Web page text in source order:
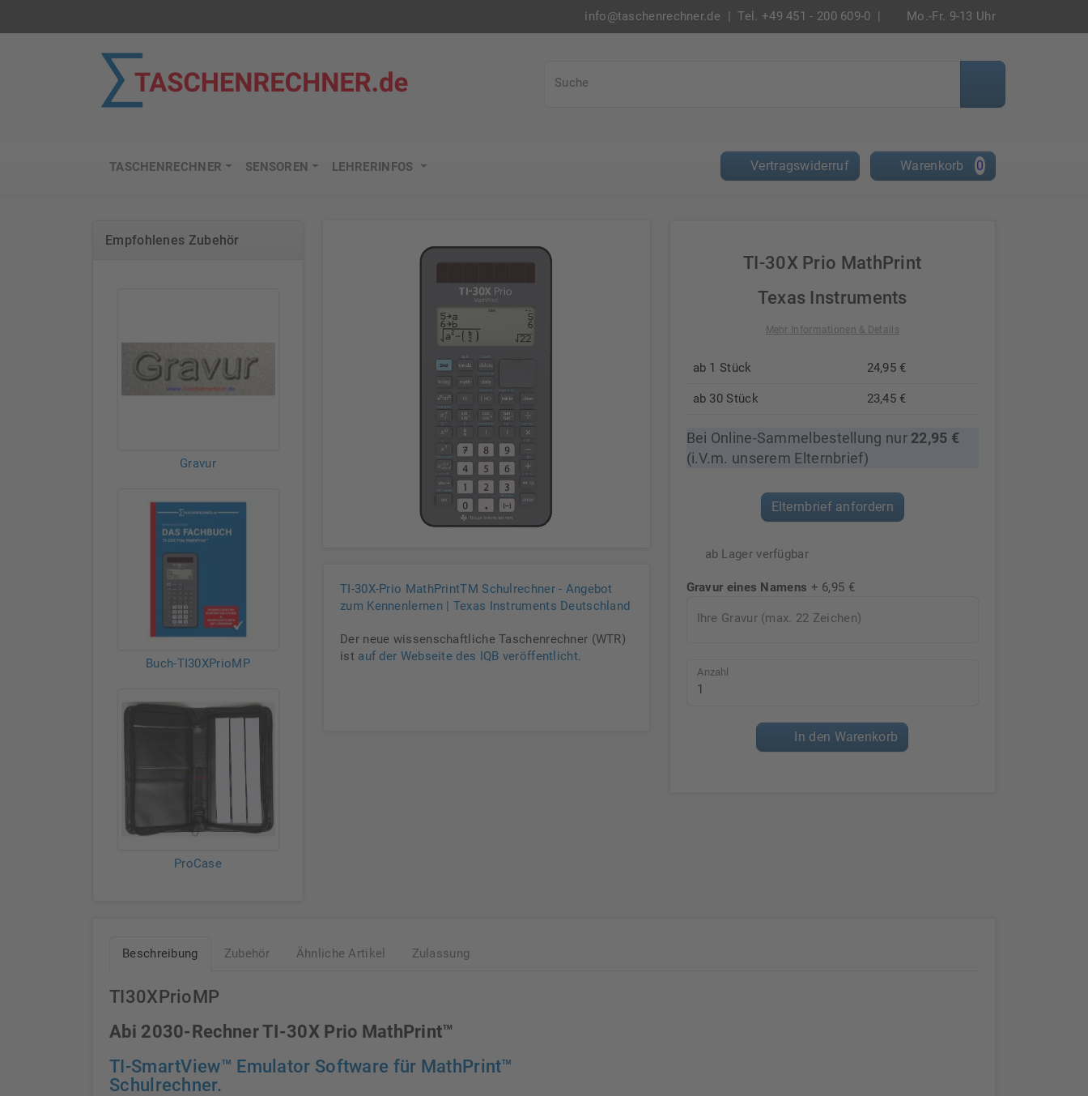
Mo.-Fr. 9-13 Uhr
Tel. +49 451 - 200 609-0 |
info@taschenrechner.de |
Suche
TASCHENRECHNER SENSOREN LEHRERINFOS Vertragswiderruf Warenkorb 0
Empfohlenes Zubehör
Gravur
Buch-TI30XPrioMP
ProCase
TI-30X-Prio MathPrintTM Schulrechner - Angebot
zum Kennenlernen | Texas Instruments Deutschland
Der neue wissenschaftliche Taschenrechner (WTR)
ist auf der Webseite des IQB veröffentlicht.
TI-30X Prio MathPrint
Texas Instruments
Mehr Informationen & Details
ab 1 Stück 24,95 €
ab 30 Stück 23,45 €
Bei Online-Sammelbestellung nur 22,95 €
(i.V.m. unserem Elternbrief)
Elternbrief anfordern
ab Lager verfügbar
Gravur eines Namens + 6,95 €
Ihre Gravur (max. 22 Zeichen)
Anzahl
In den Warenkorb
Beschreibung Zubehör Ähnliche Artikel Zulassung
TI30XPrioMP
Abi 2030-Rechner TI-30X Prio MathPrint™
TI-SmartView™ Emulator Software für MathPrint™
Schulrechner.